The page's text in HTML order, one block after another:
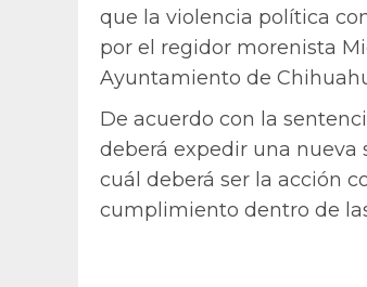
que la violencia política
por el regidor morenista
Ayuntamiento de
De acuerdo con la
deberá expedir una nueva
cuál deberá ser la acción
cumplimiento dentro de